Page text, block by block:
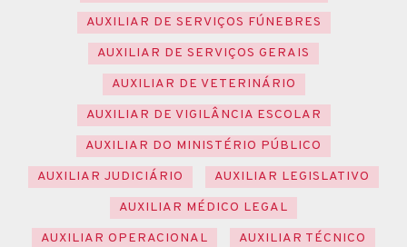
AUXILIAR DE SERVIÇOS FÚNEBRES
AUXILIAR DE SERVIÇOS GERAIS
AUXILIAR DE VETERINÁRIO
AUXILIAR DE VIGILÂNCIA ESCOLAR
AUXILIAR DO MINISTÉRIO PÚBLICO
AUXILIAR JUDICIÁRIO
AUXILIAR LEGISLATIVO
AUXILIAR MÉDICO LEGAL
AUXILIAR OPERACIONAL
AUXILIAR TÉCNICO